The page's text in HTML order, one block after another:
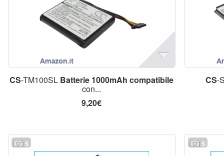
CS-TM100SL Batterie 1000mAh compatibile
con...
9,20€
CS-
5 5